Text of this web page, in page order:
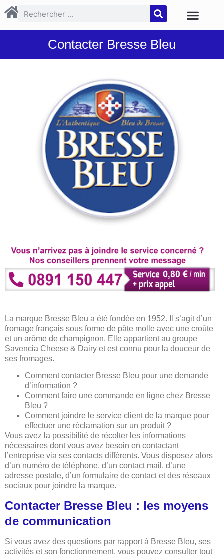
Contacter Bresse Bleu
La marque Bresse Bleu a été fondée en 1952. Il s’agit d’un
fromage français sous forme de pâte molle avec une croûte
et un arôme de champignon. Elle appartient au groupe
Savencia Cheese & Dairy et est connu pour la douceur de
ses fromages.
Comment contacter Bresse Bleu pour une demande
d’information ?
Comment faire une commande en ligne chez Bresse
Bleu ?
Comment joindre le service client de la marque pour
effectuer une réclamation sur un produit ?
Vous avez la possibilité de récolter les informations
nécessaires dont vous avez besoin en contactant
l’entreprise via ses contacts différents. Vous disposez alors
d’un numéro de téléphone, d’un contact mail, d’une
adresse postale, d’un formulaire de contact et des réseaux
sociaux pour joindre la marque.
Contacter Bresse Bleu : les moyens
de communication
Si vous avez des questions par rapport à Bresse Bleu, ses
activités et son fonctionnement, vous pouvez consulter tout